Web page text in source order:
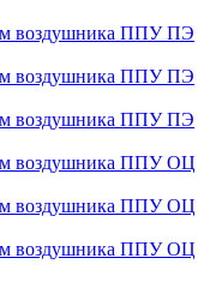
воздушника ППУ ПЭ
воздушника ППУ ПЭ
воздушника ППУ ПЭ
воздушника ППУ ОЦ
воздушника ППУ ОЦ
воздушника ППУ ОЦ